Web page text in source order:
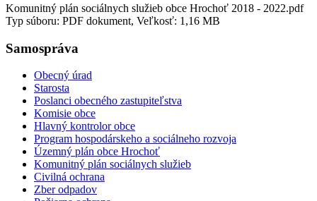
Komunitný plán sociálnych služieb obce Hrochoť 2018 - 2022.pdf
Typ súboru: PDF dokument, Veľkosť: 1,16 MB
Samospráva
Obecný úrad
Starosta
Poslanci obecného zastupiteľstva
Komisie obce
Hlavný kontrolor obce
Program hospodárskeho a sociálneho rozvoja
Územný plán obce Hrochoť
Komunitný plán sociálnych služieb
Civilná ochrana
Zber odpadov